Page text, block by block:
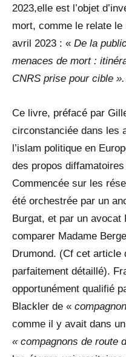
2023,elle est l’objet
mort, comme le relate
avril 2023 : « De la
menaces de mort :
CNRS prise pour cible ».
Ce livre, préfacé par
circonstanciée dans les
l’islam politique en
des propos
Commencée sur les
été orchestrée par un
Burgat, et par un
comparer Madame
Drumond. (Cf cet article
parfaitement détaillé).
opportunément qualifié
Blackler de «
comme il y avait dans
« compagnons de route